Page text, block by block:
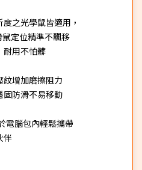
之光學鼠皆適用，
定位精準不飄移
耐用不怕髒
紋增加磨擦阻力
固防滑不易移動
電腦包內輕鬆攜帶
伴